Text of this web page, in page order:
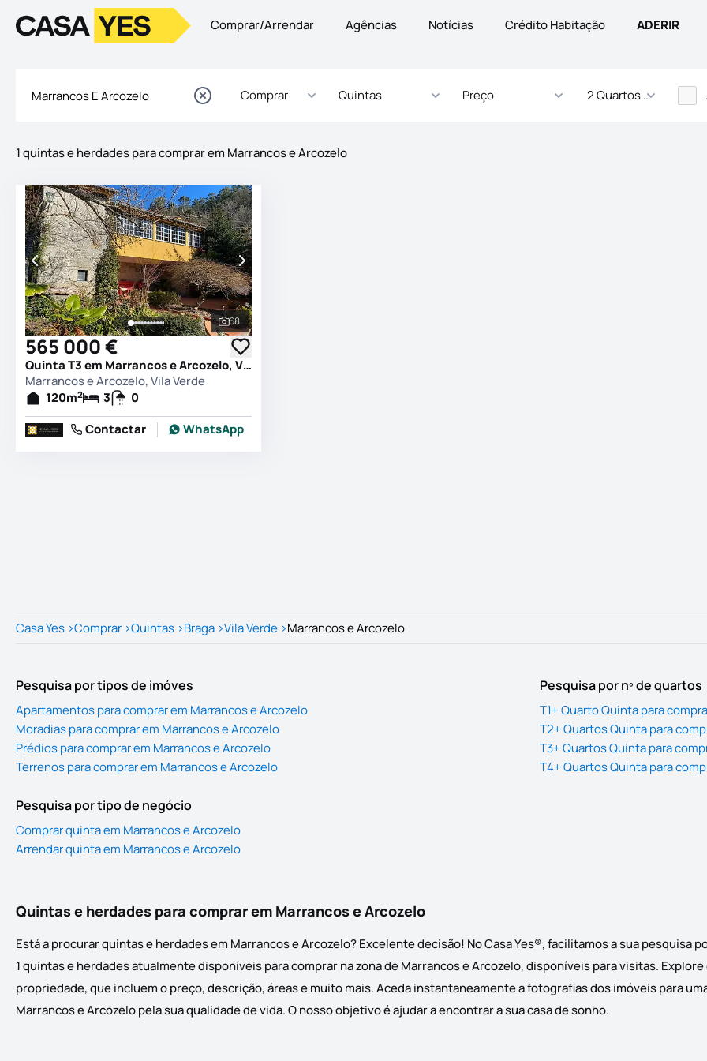
LogoIr para a homepage Comprar/Arrendar Agências Notícias Crédito Habitação ADERIR
Comprar Quintas Preço 2 Quartos - ... Quartos
1 quintas e herdades para comprar em Marrancos e Arcozelo
Imóveis
Lista de Imóveis
Ver todas as fotografias
68
565 000 €
Quinta T3 em Marrancos e Arcozelo, Vila Verde
Marrancos e Arcozelo, Vila Verde
120m2 3
0
Contactar
WhatsApp
Casa Yes >Comprar >Quintas >Braga >Vila Verde >Marrancos e Arcozelo
Pesquisa por tipos de imóves
Apartamentos para comprar em Marrancos e Arcozelo
Moradias para comprar em Marrancos e Arcozelo
Prédios para comprar em Marrancos e Arcozelo
Terrenos para comprar em Marrancos e Arcozelo
Pesquisa por nº de quartos
T1+ Quarto Quinta para
T2+ Quartos Quinta para
T3+ Quartos Quinta para
T4+ Quartos Quinta para
Pesquisa por tipo de negócio
Comprar quinta em Marrancos e Arcozelo
Arrendar quinta em Marrancos e Arcozelo
Quintas e herdades para comprar em Marrancos e Arcozelo
Está a procurar quintas e herdades em Marrancos e Arcozelo? Excelente decisão! No Casa Yes®, facilitamos a sua pesquisa
1 quintas e herdades atualmente disponíveis para comprar na zona de Marrancos e Arcozelo, disponíveis para visitas.
propriedade, que incluem o preço, descrição, áreas e muito mais. Aceda instantaneamente a fotografias dos imóveis para
Marrancos e Arcozelo pela sua qualidade de vida. O nosso objetivo é ajudar a encontrar a sua casa de sonho.